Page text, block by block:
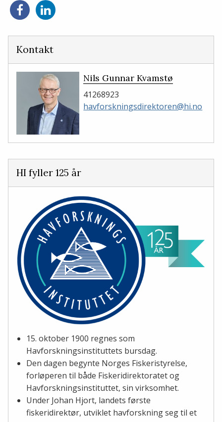
Del
på
Del
på
Kontakt
Nils Gunnar Kvamstø
41268923
havforskningsdirektoren@hi.no
HI fyller 125 år
15. oktober 1900 regnes som
Havforskningsinstituttets bursdag.
Den dagen begynte Norges Fiskeristyrelse,
forløperen til både Fiskeridirektoratet og
Havforskningsinstituttet, sin virksomhet.
Under Johan Hjort, landets første
fiskeridirektør, utviklet havforskning seg til et